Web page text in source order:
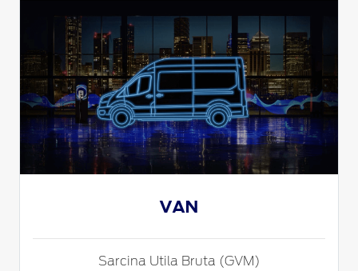
VAN
Sarcina Utila Bruta (GVM)